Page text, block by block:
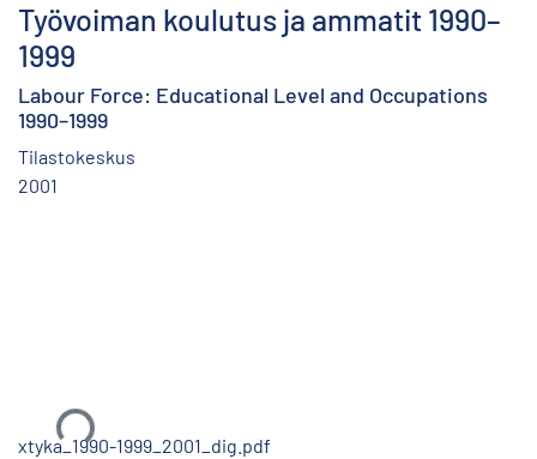
Työvoiman koulutus ja ammatit 1990–
1999
Labour Force: Educational Level and Occupations
1990–1999
Tilastokeskus
2001
xtyka_1990-1999_2001_dig.pdf